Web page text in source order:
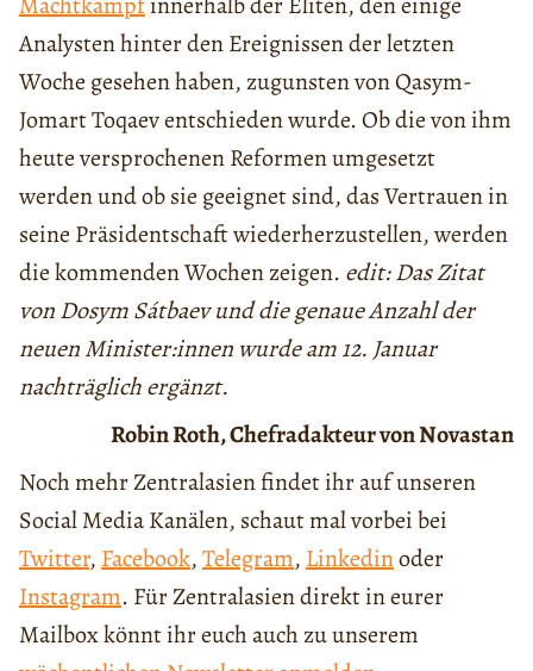
Analysten hinter den Ereignissen der letzten
Woche gesehen haben, zugunsten von Qasym-
Jomart Toqaev entschieden wurde. Ob die von ihm
heute versprochenen Reformen umgesetzt
werden und ob sie geeignet sind, das Vertrauen in
seine Präsidentschaft wiederherzustellen, werden
die kommenden Wochen zeigen. edit: Das Zitat
von Dosym Sátbaev und die genaue Anzahl der
neuen Minister:innen wurde am 12. Januar
nachträglich ergänzt.
Robin Roth, Chefradakteur von Novastan
Noch mehr Zentralasien findet ihr auf unseren
Social Media Kanälen, schaut mal vorbei bei
Twitter, Facebook,Telegram, Linkedinoder
Instagram. Für Zentralasien direkt in eurer
Mailbox könnt ihr euch auch zu unserem